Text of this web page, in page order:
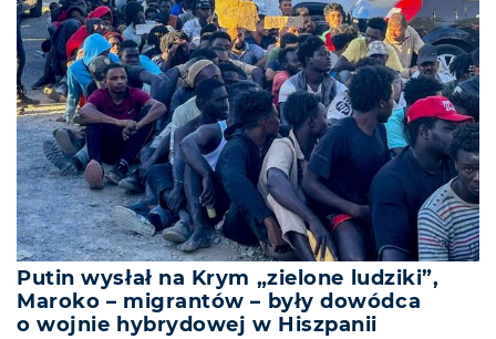
Putin wysłał na Krym „zielone ludziki”,
Maroko – migrantów – były dowódca
o wojnie hybrydowej w Hiszpanii